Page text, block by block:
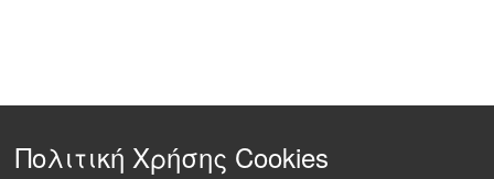
Πολιτική Χρήσης Cookies